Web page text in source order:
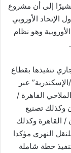
إلى أن مشروع
الإتحاد الأوروبي
وهو نظام
تنفيذها بقطاع
عبر
القاهرة /
وكذلك تصنيع
/ القاهرة وكذلك
النهري مؤكدا
خطة شاملة